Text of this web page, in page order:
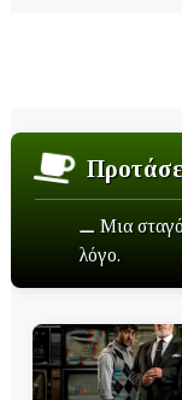
⚊ Μια
λόγο.